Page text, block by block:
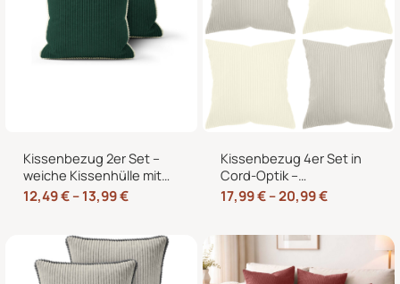
Kissenbezug 2er Set –
weiche Kissenhülle mit
Hotelverschluss,
zweifarbig, ohne Füllung
12,49€–13,99€
Kissenbezug 4er Set in
Cord-Optik –
Zierkissenbezüge ohne
Reißverschluss mit
45×45 und 50×50 cm
17,99€–20,99€